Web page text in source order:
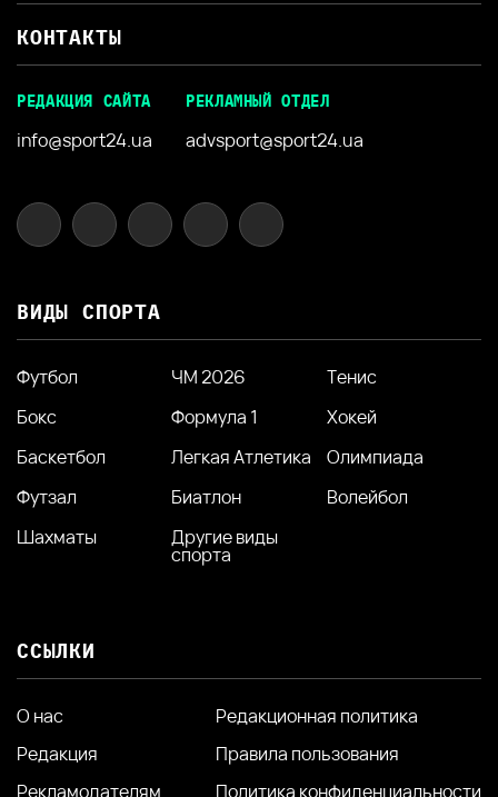
КОНТАКТЫ
РЕДАКЦИЯ САЙТА
info@sport24.ua
РЕКЛАМНЫЙ ОТДЕЛ
advsport@sport24.ua
ВИДЫ СПОРТА
Футбол ЧМ 2026
Тенис
Бокс
Формула 1
Хокей
Баскетбол
Легкая Атлетика
Олимпиада
Футзал
Биатлон
Волейбол
Шахматы
Другие виды
спорта
ССЫЛКИ
О нас
Редакция
Рекламодателям
Редакционная политика
Правила пользования
Политика конфиденциальности